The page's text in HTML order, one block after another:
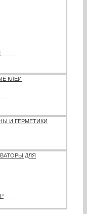
КЛЕИ
И ГЕРМЕТИКИ
ДЛЯ